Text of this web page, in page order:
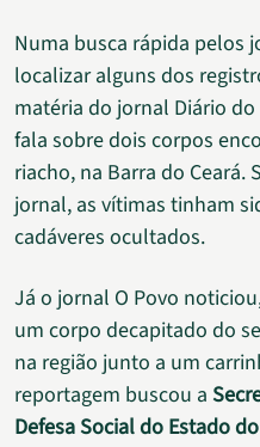
Numa busca rápida pelos
localizar alguns dos
matéria do jornal Diário
fala sobre dois corpos
riacho, na Barra do Ceará.
jornal, as vítimas tinham
cadáveres ocultados.
Já o jornal O Povo
um corpo decapitado do
na região junto a um
reportagem buscou a
Defesa Social do Estado do